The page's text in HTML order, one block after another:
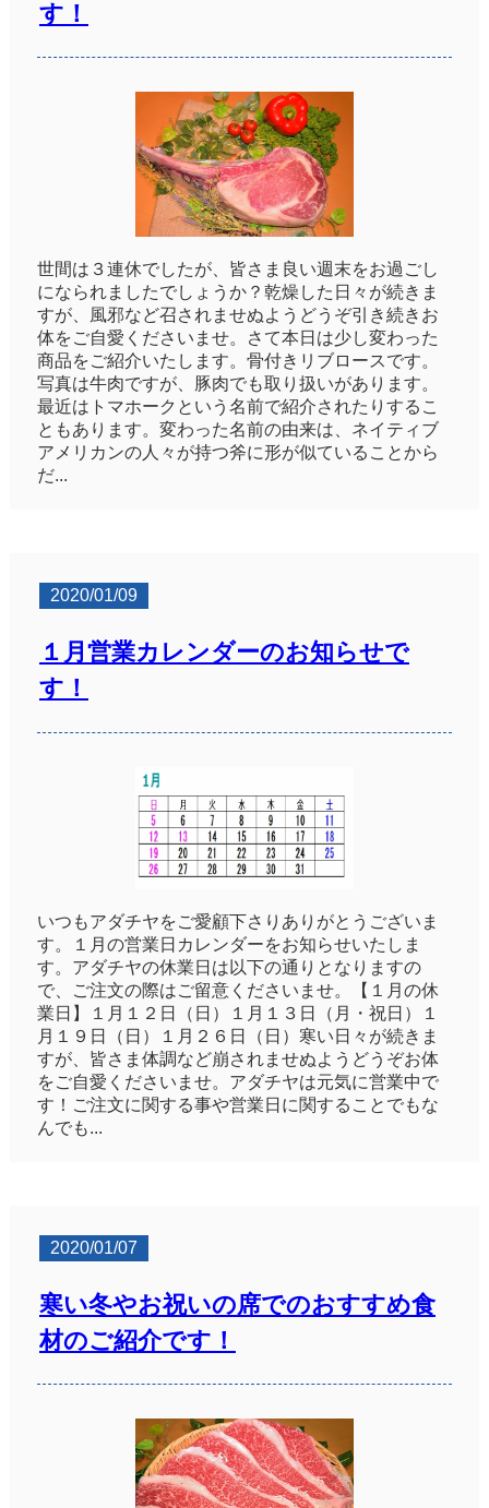
す！
世間は３連休でしたが、皆さま良い週末をお過ごし
になられましたでしょうか？乾燥した日々が続きま
すが、風邪など召されませぬようどうぞ引き続きお
体をご自愛くださいませ。さて本日は少し変わった
商品をご紹介いたします。骨付きリブロースです。
写真は牛肉ですが、豚肉でも取り扱いがあります。
最近はトマホークという名前で紹介されたりするこ
ともあります。変わった名前の由来は、ネイティブ
アメリカンの人々が持つ斧に形が似ていることから
だ...
2020/01/09
１月営業カレンダーのお知らせで
す！
いつもアダチヤをご愛顧下さりありがとうございま
す。１月の営業日カレンダーをお知らせいたしま
す。アダチヤの休業日は以下の通りとなりますの
で、ご注文の際はご留意くださいませ。【１月の休
業日】１月１２日（日）１月１３日（月・祝日）１
月１９日（日）１月２６日（日）寒い日々が続きま
すが、皆さま体調など崩されませぬようどうぞお体
をご自愛くださいませ。アダチヤは元気に営業中で
す！ご注文に関する事や営業日に関することでもな
んでも...
2020/01/07
寒い冬やお祝いの席でのおすすめ食
材のご紹介です！